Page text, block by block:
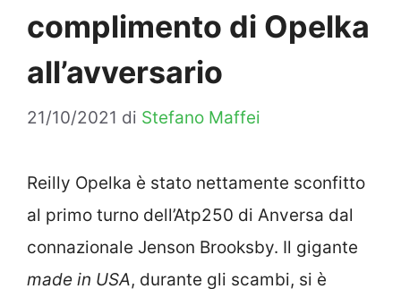
complimento di Opelka
all’avversario
21/10/2021 di Stefano Maffei
Reilly Opelka è stato nettamente sconfitto
al primo turno dell’Atp250 di Anversa dal
connazionale Jenson Brooksby. Il gigante
made in USA, durante gli scambi, si è